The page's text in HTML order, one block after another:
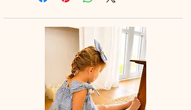
glisse pas, même sur les cheveux les
Pince crocodile 45 mm
Dimension noeud à plat environ 85
mm x 75 mm
Vendue à l'unité